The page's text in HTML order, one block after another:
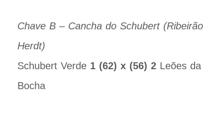
Chave B – Cancha do Schubert (Ribeirão
Herdt)
Schubert Verde 1 (62) x (56) 2 Leões da
Bocha